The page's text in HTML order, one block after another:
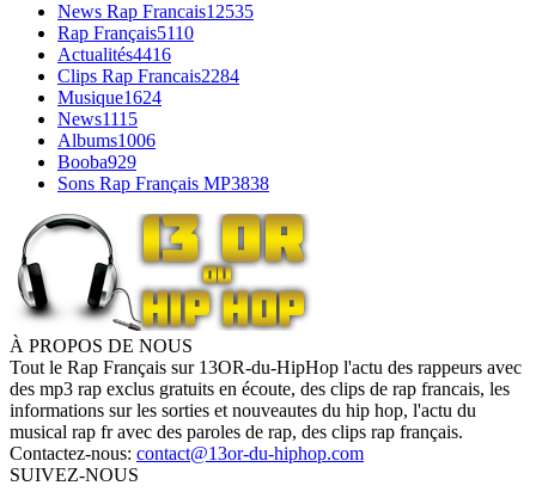
News Rap Francais12535
Rap Français5110
Actualités4416
Clips Rap Francais2284
Musique1624
News1115
Albums1006
Booba929
Sons Rap Français MP3838
À PROPOS DE NOUS
Tout le Rap Français sur 13OR-du-HipHop l'actu des rappeurs avec
des mp3 rap exclus gratuits en écoute, des clips de rap francais, les
informations sur les sorties et nouveautes du hip hop, l'actu du
musical rap fr avec des paroles de rap, des clips rap français.
Contactez-nous: contact@13or-du-hiphop.com
SUIVEZ-NOUS